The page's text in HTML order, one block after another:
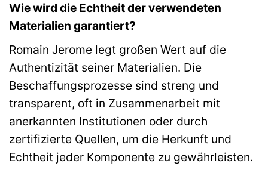
Wie wird die Echtheit der verwendeten
Materialien garantiert?
Romain Jerome legt großen Wert auf die
Authentizität seiner Materialien. Die
Beschaffungsprozesse sind streng und
transparent, oft in Zusammenarbeit mit
anerkannten Institutionen oder durch
zertifizierte Quellen, um die Herkunft und
Echtheit jeder Komponente zu gewährleisten.